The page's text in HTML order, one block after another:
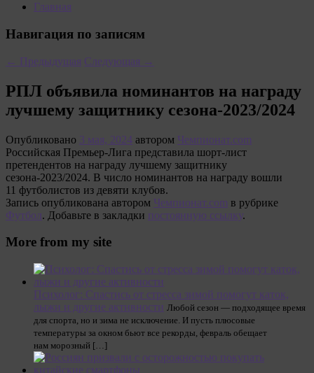
Главная
Навигация по записям
← Предыдущая Следующая →
РПЛ объявила номинантов на награду
лучшему защитнику сезона-2023/2024
Опубликовано 3 мая, 2024 автором Чемпионат.com
Российская Премьер-Лига представила шорт-лист
претендентов на награду лучшему защитнику
сезона-2023/2024. В число номинантов на награду вошли
11 футболистов из девяти клубов.
Запись опубликована автором Чемпионат.com в рубрике
Футбол. Добавьте в закладки постоянную ссылку.
More from my site
Психолог: Спастись от стресса зимой помогут каток,
лыжи и другие активности Любой сезон — подходящее время
для спорта, но и зима не исключение. И пусть плюсовые
температуры за окном бьют все рекорды, февраль обещает
нам морозный […]